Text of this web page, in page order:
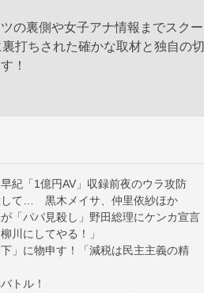
の裏側や女子アナ情報までスクー
打ちされた確かな取材と独自の切
！
紀「1億円AV」収録前夜のウラ攻防
して… 黒木メイサ、仲里依紗ほか
「パパ見殺し」野田総理にケンカ宣言
川にしてやる！」
」に物申す！「減税は民主主義の精
トル！